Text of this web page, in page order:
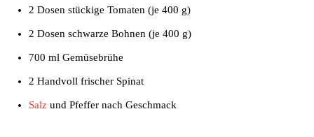
2 Dosen stückige Tomaten (je 400 g)
2 Dosen schwarze Bohnen (je 400 g)
700 ml Gemüsebrühe
2 Handvoll frischer Spinat
Salz und Pfeffer nach Geschmack